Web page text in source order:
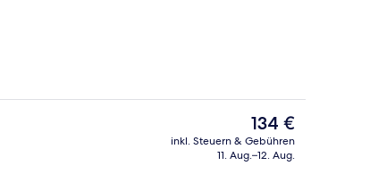
Eingangsbereich
Der
aktuelle
Preis
134 €
inkl. Steuern & Gebühren
11. Aug.–12. Aug.